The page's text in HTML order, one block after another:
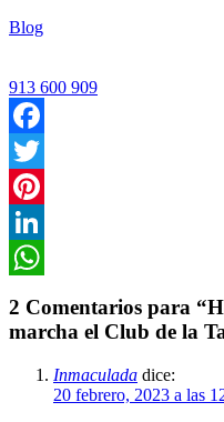
Blog
913 600 909
Facebook
Twitter
Pinterest
LinkedIn
2 Comentarios para
marcha el Club de la
Inmaculada dice:
20 febrero, 2023 a las